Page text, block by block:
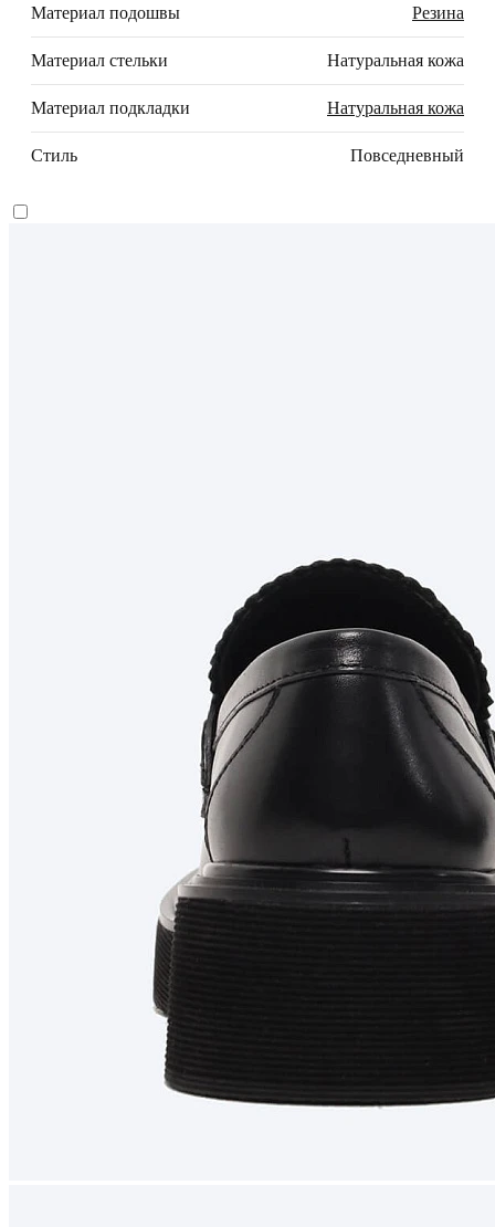
Материал подошвы Резина
Материал стельки Натуральная кожа
Материал подкладки Натуральная кожа
Стиль Повседневный